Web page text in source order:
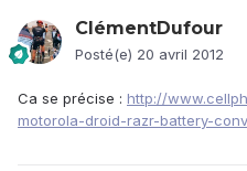
ClémentDufour
Posté(e) 20 avril 2012
Ca se précise : http://
motorola-droid-razr-battery-